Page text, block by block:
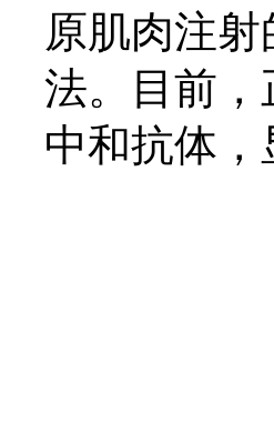
原肌肉注
法。目前，
中和抗体，